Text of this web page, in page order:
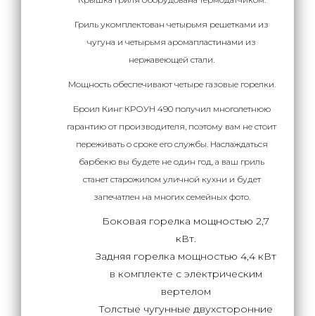
Гриль укомплектован четырьмя решетками из
чугуна и четырьмя аромапластинами из
нержавеющей стали.
Мощность обеспечивают четыре газовые горелки.
Броил Кинг КРОУН 490 получил многолетнюю
гарантию от производителя, поэтому вам не стоит
переживать о сроке его службы. Наслаждаться
барбекю вы будете не один год, а ваш гриль
станет старожилом уличной кухни и будет
запечатлен на многих семейных фото.
Боковая горелка мощностью 2,7
кВт.
Задняя горелка мощностью 4,4 кВт
в комплекте с электрическим
вертелом
Толстые чугунные двухсторонние